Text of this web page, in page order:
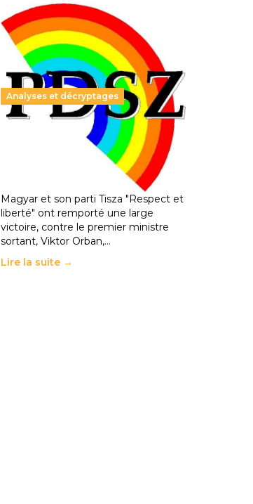
Analyses et décryptages
Hongrie : du changement pour
les politiques éducatives, aussi !
En Hongrie, le conservateur Peter
Magyar et son parti Tisza "Respect et
liberté" ont remporté une large
victoire, contre le premier ministre
sortant, Viktor Orban,…
Lire la suite →